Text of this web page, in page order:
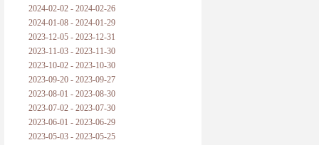
2024-02-02 - 2024-02-26
2024-01-08 - 2024-01-29
2023-12-05 - 2023-12-31
2023-11-03 - 2023-11-30
2023-10-02 - 2023-10-30
2023-09-20 - 2023-09-27
2023-08-01 - 2023-08-30
2023-07-02 - 2023-07-30
2023-06-01 - 2023-06-29
2023-05-03 - 2023-05-25